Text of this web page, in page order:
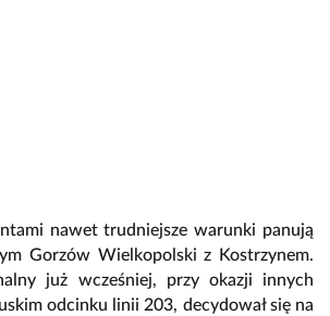
nawet trudniejsze warunki panują
Gorzów Wielkopolski z Kostrzynem.
już wcześniej, przy okazji innych
odcinku linii 203, decydował się na